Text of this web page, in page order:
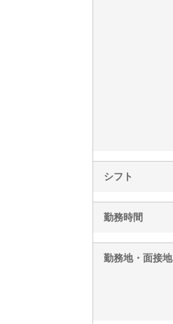
シフト
勤務時間
勤務地・面接地